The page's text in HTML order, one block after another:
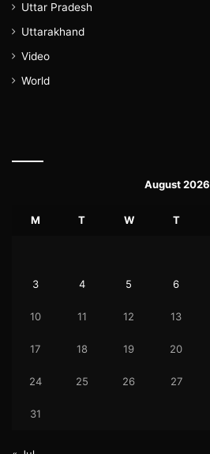
Uttar Pradesh
Uttarakhand
Video
World
August 2026
M T W T
3 4 5 6
10 11 12 13
17 18 19 20
24 25 26 27
31